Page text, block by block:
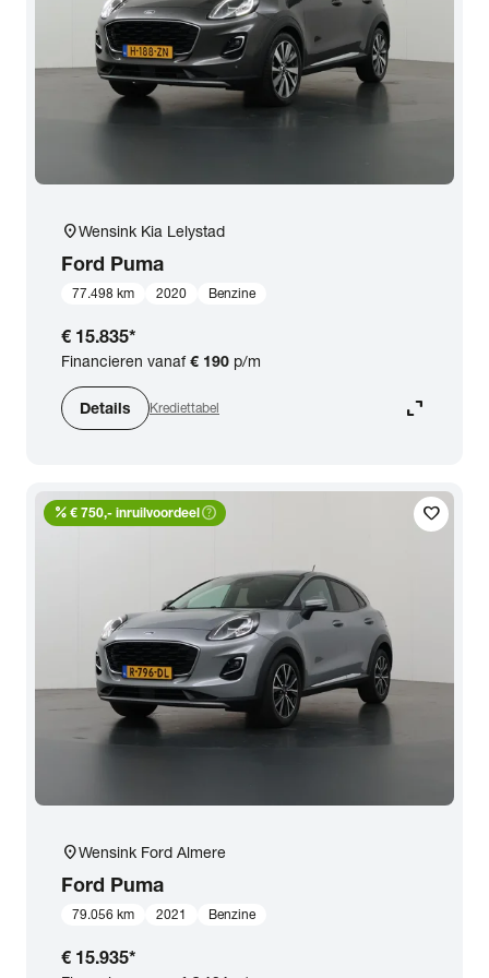
BTW (aftrekbaar) / Marge (BTW niet aftrekbaar)expand_more
Merk & Model
close
Kilometerstand
Transmissie
Carrosserie
Basiskleur
Aantal deuren
location_onWensink Kia Lelystad
Ford Puma
77.498 km 2020 Benzine
€ 15.835*
Financieren vanaf€ 190 p/m
Details Krediettabel expand_content
favorite
percent € 750,- inruilvoordeelhelp_outline
location_onWensink Ford Almere
Ford Puma
79.056 km 2021 Benzine
€ 15.935*